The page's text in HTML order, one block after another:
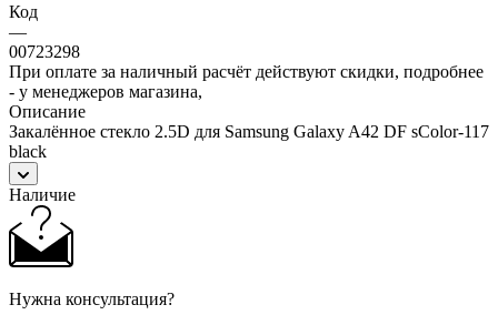
Код
—
00723298
При оплате за наличный расчёт действуют скидки, подробнее
- у менеджеров магазина,
Описание
Закалённое стекло 2.5D для Samsung Galaxy A42 DF sColor-117
black
Наличие
Нужна консультация?